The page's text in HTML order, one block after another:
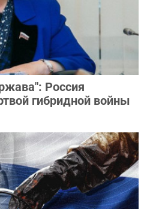
Россия
гибридной войны